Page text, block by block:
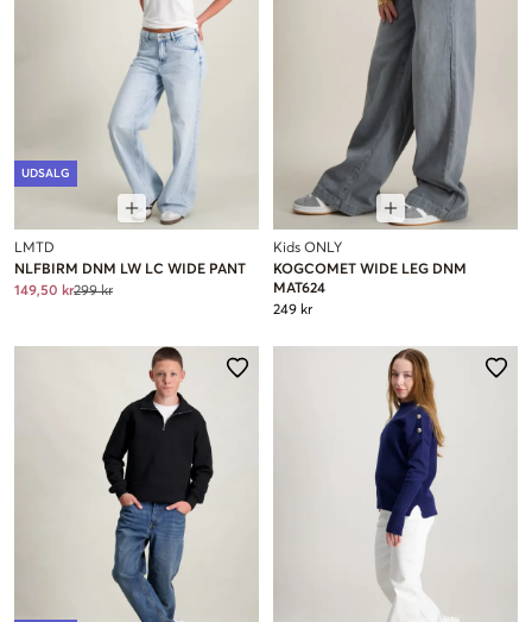
UDSALG
LMTD
NLFBIRM DNM LW LC WIDE PANT
149,50 kr299 kr
Kids ONLY
KOGCOMET WIDE LEG DNM
MAT624
249 kr